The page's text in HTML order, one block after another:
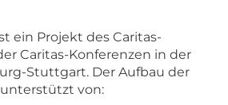
ein Projekt des Caritas-
Caritas-Konferenzen in der
Stuttgart. Der Aufbau der
von: